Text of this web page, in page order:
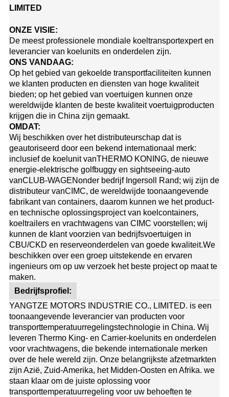
LIMITED
ONZE VISIE:
De meest professionele mondiale koeltransportexpert en
leverancier van koelunits en onderdelen zijn.
ONS VANDAAG:
Op het gebied van gekoelde transportfaciliteiten kunnen
we klanten producten en diensten van hoge kwaliteit
bieden; op het gebied van voertuigen kunnen onze
wereldwijde klanten de beste kwaliteit voertuigproducten
krijgen die in China zijn gemaakt.
OMDAT:
Wij beschikken over het distributeurschap dat is
geautoriseerd door een bekend internationaal merk:
inclusief de koelunit vanTHERMO KONING, de nieuwe
energie-elektrische golfbuggy en sightseeing-auto
vanCLUB-WAGENonder bedrijf Ingersoll Rand; wij zijn de
distributeur vanCIMC, de wereldwijde toonaangevende
fabrikant van containers, daarom kunnen we het product-
en technische oplossingsproject van koelcontainers,
koeltrailers en vrachtwagens van CIMC voorstellen; wij
kunnen de klant voorzien van bedrijfsvoertuigen in
CBU/CKD en reserveonderdelen van goede kwaliteit.We
beschikken over een groep uitstekende en ervaren
ingenieurs om op uw verzoek het beste project op maat te
maken.
Bedrijfsprofiel:
YANGTZE MOTORS INDUSTRIE CO., LIMITED. is een
toonaangevende leverancier van producten voor
transporttemperatuurregelingstechnologie in China. Wij
leveren Thermo King- en Carrier-koelunits en onderdelen
voor vrachtwagens, die bekende internationale merken
over de hele wereld zijn. Onze belangrijkste afzetmarkten
zijn Azië, Zuid-Amerika, het Midden-Oosten en Afrika. we
staan ​​klaar om de juiste oplossing voor
transporttemperatuurregeling voor uw behoeften te